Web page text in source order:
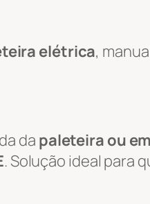
elétrica,
da paleteira ou
. Solução ideal para